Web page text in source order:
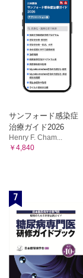
サンフォード感染症
治療ガイド2026
Henry F. Cham...
￥4,840
7